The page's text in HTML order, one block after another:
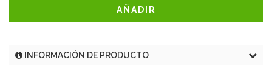
AÑADIR
INFORMACIÓN DE PRODUCTO